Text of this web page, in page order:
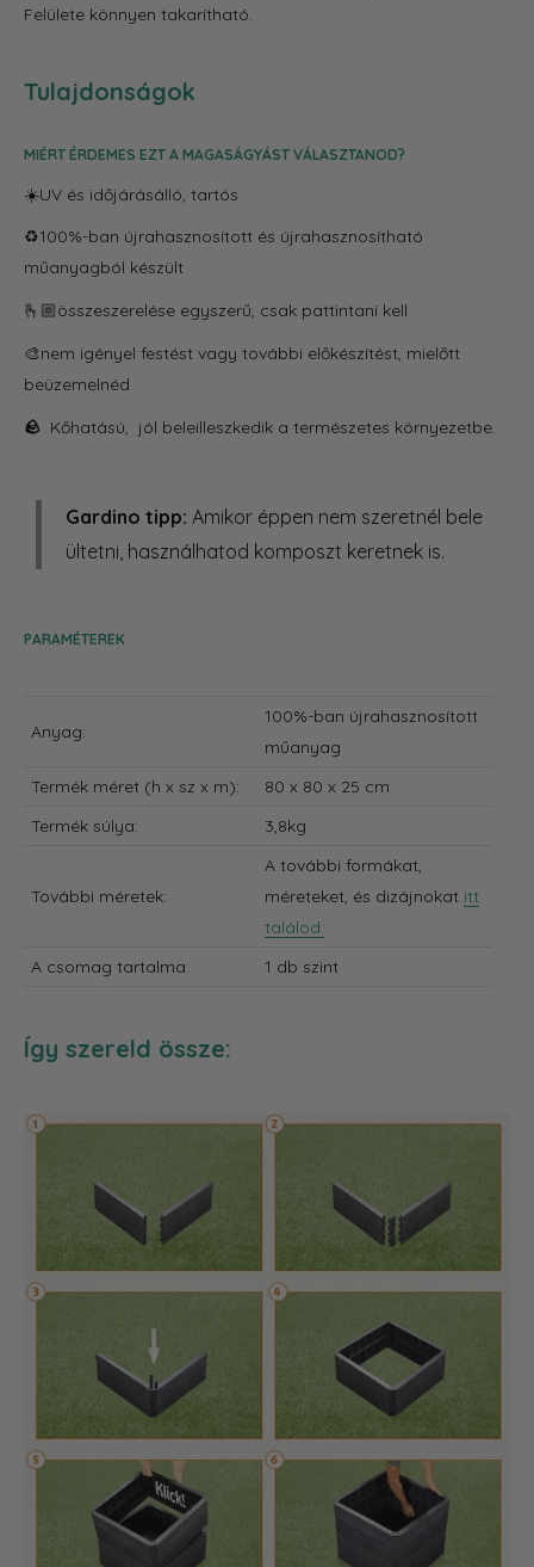
Felülete könnyen takarítható.
Tulajdonságok
MIÉRT ÉRDEMES EZT A MAGASÁGYÁST VÁLASZTANOD?
☀️UV és időjárásálló, tartós
♻️100%-ban újrahasznosított és újrahasznosítható
műanyagból készült
🫰🏼összeszerelése egyszerű, csak pattintani kell
🎨nem igényel festést vagy további előkészítést, mielőtt
beüzemelnéd
🪨 Kőhatású, jól beleilleszkedik a természetes környezetbe.
Gardino tipp: Amikor éppen nem szeretnél bele
ültetni, használhatod komposzt keretnek is.
PARAMÉTEREK
Anyag:
100%-ban újrahasznosított
műanyag
Termék méret (h x sz x m):
80 x 80 x 25 cm
Termék súlya:
3,8kg
További méretek:
A további formákat,
méreteket, és dizájnokat itt
találod.
A csomag tartalma:
1 db szint
Így szereld össze: